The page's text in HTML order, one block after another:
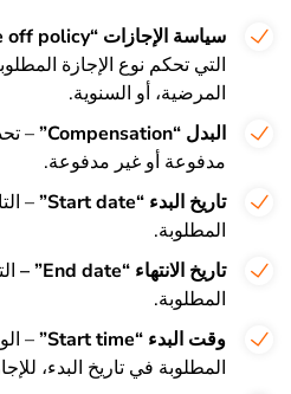
سياسة الإجازات “Time off policy”
التي تحكم نوع الإجازة
المرضية، أو السنوية.
البدل “Compensation”
–
مدفوعة أو غير مدفوعة.
تاريخ البدء “Start date”
–
المطلوبة.
تاريخ الانتهاء “End date” –
المطلوبة.
وقت البدء “Start time”
–
المطلوبة في تاريخ البدء،